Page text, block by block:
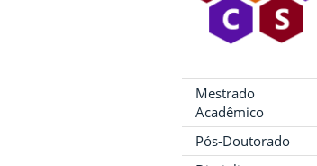
Mestrado
Acadêmico
Pós-Doutorado